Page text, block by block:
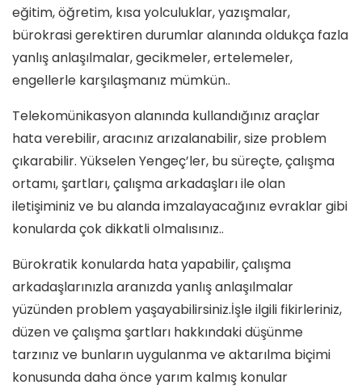
eğitim, öğretim, kısa yolculuklar, yazışmalar,
bürokrasi gerektiren durumlar alanında oldukça fazla
yanlış anlaşılmalar, gecikmeler, ertelemeler,
engellerle karşılaşmanız mümkün..
Telekomünikasyon alanında kullandığınız araçlar
hata verebilir, aracınız arızalanabilir, size problem
çıkarabilir. Yükselen Yengeç’ler, bu süreçte, çalışma
ortamı, şartları, çalışma arkadaşları ile olan
iletişiminiz ve bu alanda imzalayacağınız evraklar gibi
konularda çok dikkatli olmalısınız..
Bürokratik konularda hata yapabilir, çalışma
arkadaşlarınızla aranızda yanlış anlaşılmalar
yüzünden problem yaşayabilirsiniz.İşle ilgili fikirleriniz,
düzen ve çalışma şartları hakkındaki düşünme
tarzınız ve bunların uygulanma ve aktarılma biçimi
konusunda daha önce yarım kalmış konular